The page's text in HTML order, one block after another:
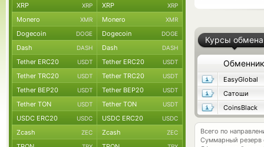
Курсы обмена
Обменник
EasyGlobal
Сатоши
CoinsBlack
Всего по
Суммарный резерв
XRP XRP XRP XRP
Monero XMR Monero XMR
Dogecoin DOGE Dogecoin DOGE
Dash DASH Dash DASH
Tether ERC20 USDT Tether ERC20 USDT
Tether TRC20 USDT Tether TRC20 USDT
Tether BEP20 USDT Tether BEP20 USDT
Tether TON USDT Tether TON USDT
USDC ERC20 USDC USDC ERC20 USDC
Zcash ZEC Zcash ZEC